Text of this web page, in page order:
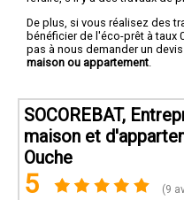
De plus, si vous réalisez des
bénéficier de l'éco-prêt à taux
pas à nous demander un
maison ou appartement
SOCOREBAT,
maison et
Ouche
5 (9